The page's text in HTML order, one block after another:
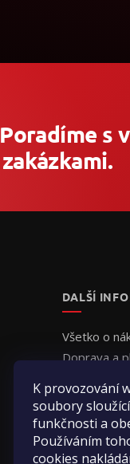
K provozování
soubory
funkčnosti a
Používáním
cookies
s
DALŠÍ
Všetko o
Doprava a
Ako objednať
Hodnotenie
Kontakty